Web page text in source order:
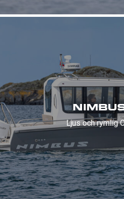
Ljus och rymlig